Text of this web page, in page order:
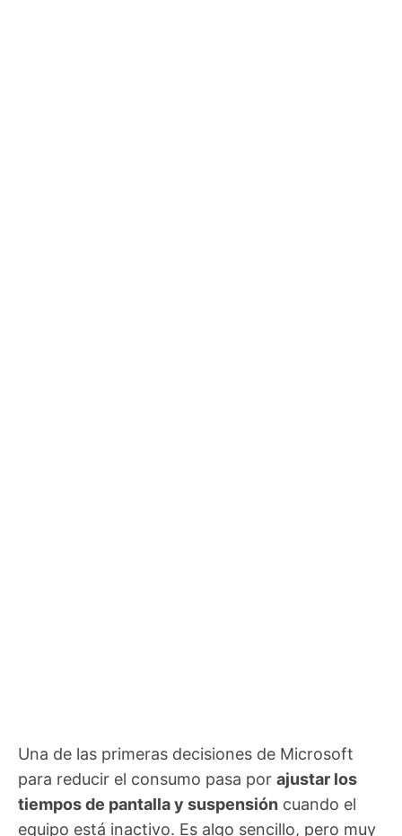
Una de las primeras decisiones de Microsoft
para reducir el consumo pasa por ajustar los
tiempos de pantalla y suspensión cuando el
equipo está inactivo. Es algo sencillo, pero muy